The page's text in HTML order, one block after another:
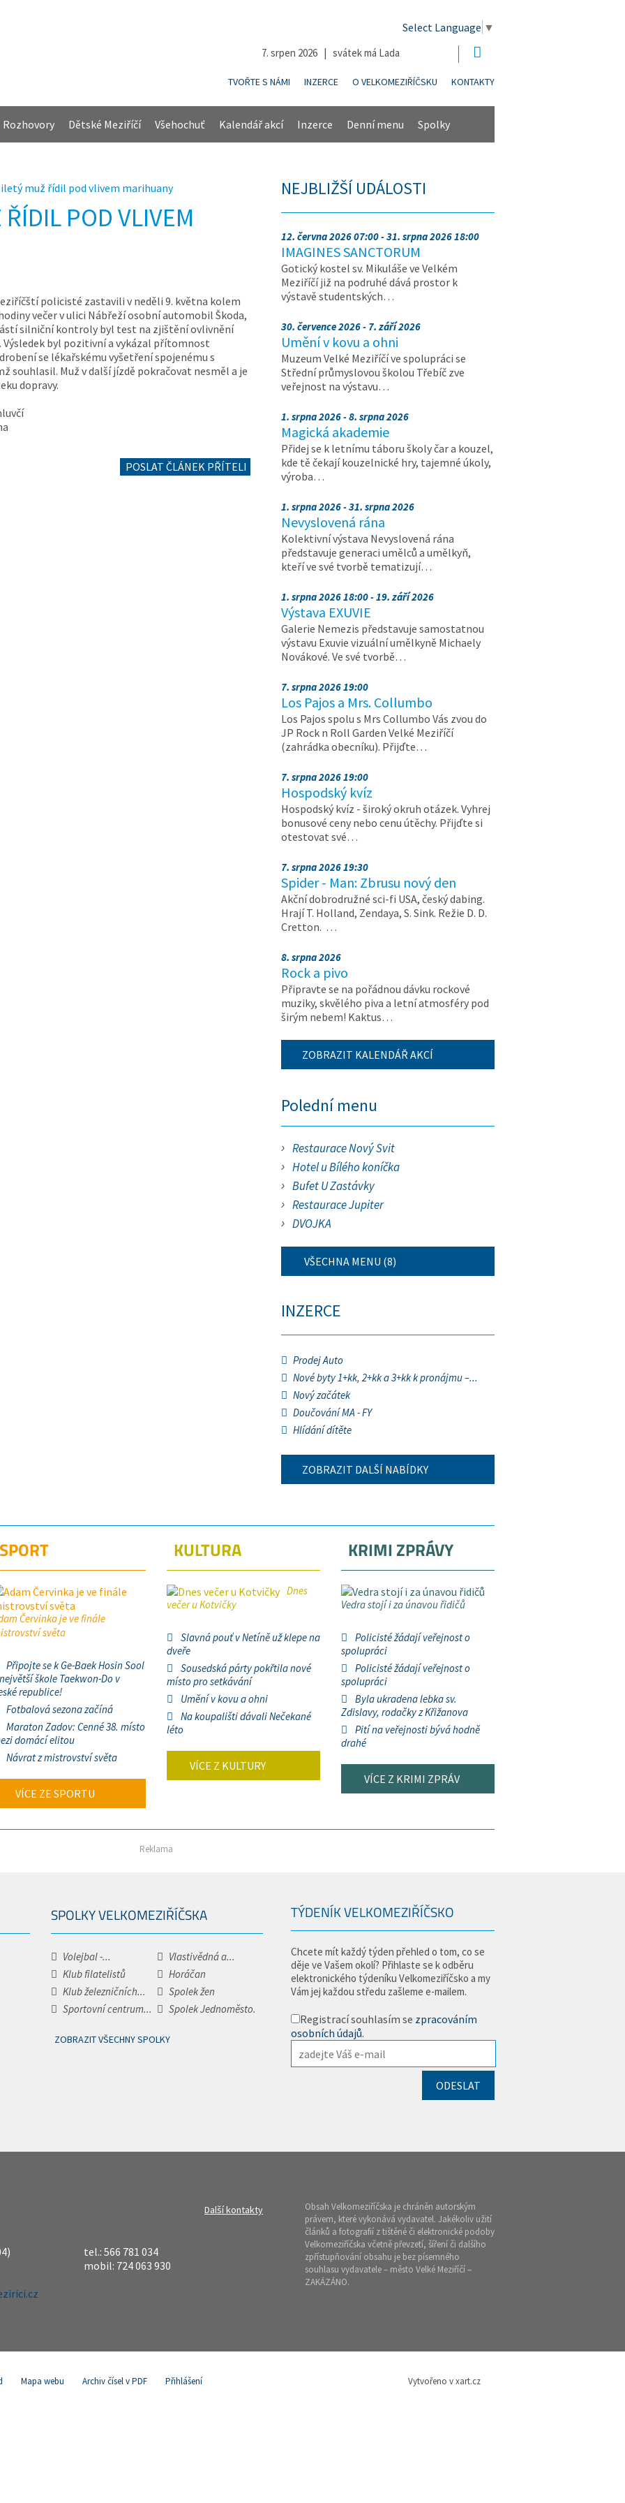
Select Language ▼
7. srpen 2026 | svátek má Lada
TVOŘTE S NÁMI INZERCE O VELKOMEZIŘÍČSKU KONTAKTY
Rozhovory Dětské Meziříčí Všehochuť Kalendář akcí Inzerce Denní menu Spolky
muž řídil pod vlivem marihuany
POD VLIVEM
policisté zastavili v neděli 9. května kolem
večer v ulici Nábřeží osobní automobil Škoda,
silniční kontroly byl test na zjištění ovlivnění
byl pozitivní a vykázal přítomnost
se lékařskému vyšetření spojenému s
souhlasil. Muž v další jízdě pokračovat nesměl a je
dopravy.
POSLAT ČLÁNEK PŘÍTELI
NEJBLIŽŠÍ UDÁLOSTI
12. června 2026 07:00 - 31. srpna 2026 18:00
IMAGINES SANCTORUM
Gotický kostel sv. Mikuláše ve Velkém
Meziříčí již na podruhé dává prostor k
výstavě studentských…
30. července 2026 - 7. září 2026
Umění v kovu a ohni
Muzeum Velké Meziříčí ve spolupráci se
Střední průmyslovou školou Třebíč zve
veřejnost na výstavu…
1. srpna 2026 - 8. srpna 2026
Magická akademie
Přidej se k letnímu táboru školy čar a kouzel,
kde tě čekají kouzelnické hry, tajemné úkoly,
výroba…
1. srpna 2026 - 31. srpna 2026
Nevyslovená rána
Kolektivní výstava Nevyslovená rána
představuje generaci umělců a umělkyň,
kteří ve své tvorbě tematizují…
1. srpna 2026 18:00 - 19. září 2026
Výstava EXUVIE
Galerie Nemezis představuje samostatnou
výstavu Exuvie vizuální umělkyně Michaely
Novákové. Ve své tvorbě…
7. srpna 2026 19:00
Los Pajos a Mrs. Collumbo
Los Pajos spolu s Mrs Collumbo Vás zvou do
JP Rock n Roll Garden Velké Meziříčí
(zahrádka obecníku). Přijďte…
7. srpna 2026 19:00
Hospodský kvíz
Hospodský kvíz - široký okruh otázek. Vyhrej
bonusové ceny nebo cenu útěchy. Přijďte si
otestovat své…
7. srpna 2026 19:30
Spider - Man: Zbrusu nový den
Akční dobrodružné sci-fi USA, český dabing.
Hrají T. Holland, Zendaya, S. Sink. Režie D. D.
Cretton. …
8. srpna 2026
Rock a pivo
Připravte se na pořádnou dávku rockové
muziky, skvělého piva a letní atmosféry pod
širým nebem! Kaktus…
ZOBRAZIT KALENDÁŘ AKCÍ
Polední menu
Restaurace Nový Svit
Hotel u Bílého koníčka
Bufet U Zastávky
Restaurace Jupiter
DVOJKA
VŠECHNA MENU (8)
INZERCE
Prodej Auto
Nové byty 1+kk, 2+kk a 3+kk k pronájmu –...
Nový začátek
Doučování MA - FY
Hlídání dítěte
ZOBRAZIT DALŠÍ NABÍDKY
SPORT
Červinka je ve finále
světa
Připojte se k Ge-Baek Hosin Sool
škole Taekwon-Do v
republice!
Fotbalová sezona začíná
Maraton Zadov: Cenné 38. místo
domácí elitou
Návrat z mistrovství světa
VÍCE ZE SPORTU
KULTURA
Dnes
večer u Kotvičky
Slavná pouť v Netíně už klepe na
dveře
Sousedská párty pokřtila nové
místo pro setkávání
Umění v kovu a ohni
Na koupališti dávali Nečekané
léto
VÍCE Z KULTURY
KRIMI ZPRÁVY
Vedra stojí i za únavou řidičů
Policisté žádají veřejnost o
spolupráci
Policisté žádají veřejnost o
spolupráci
Byla ukradena lebka sv.
Zdislavy, rodačky z Křižanova
Pití na veřejnosti bývá hodně
drahé
VÍCE Z KRIMI ZPRÁV
Reklama
SPOLKY VELKOMEZIŘÍČSKA
Volejbal -...
Vlastivědná a...
Klub filatelistů
Horáčan
Klub železničních...
Spolek žen
Sportovní centrum...
Spolek Jednoměsto.
ZOBRAZIT VŠECHNY SPOLKY
TÝDENÍK VELKOMEZIŘÍČSKO
Chcete mít každý týden přehled o tom, co se
děje ve Vašem okolí? Přihlaste se k odběru
elektronického týdeníku Velkomeziříčsko a my
Vám jej každou středu zašleme e-mailem.
Registrací souhlasím se zpracováním
osobních údajů.
Další kontakty
tel.: 566 781 034
mobil: 724 063 930
Obsah Velkomeziříčska je chráněn autorským
právem, které vykonává vydavatel. Jakékoliv užití
článků a fotografií z tištěné či elektronické podoby
Velkomeziříčska včetně převzetí, šíření či dalšího
zpřístupňování obsahu je bez písemného
souhlasu vydavatele – město Velké Meziříčí –
ZAKÁZÁNO.
Mapa webu Archiv čísel v PDF Přihlášení Vytvořeno v xart.cz